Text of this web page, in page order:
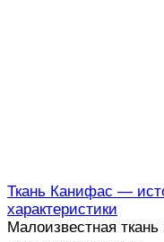
Ткань Канифас —
характеристики
Малоизвестная